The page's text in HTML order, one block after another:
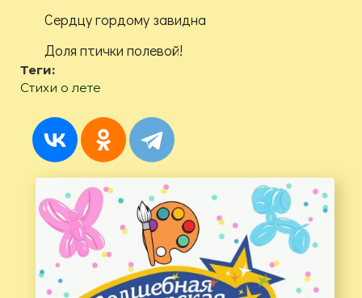
Сердцу гордому завидна
Доля птички полевой!
Теги:
Стихи о лете